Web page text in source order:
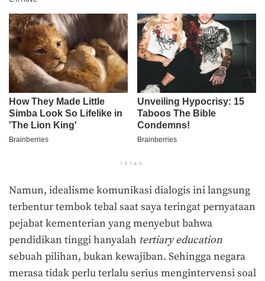
Iklan
Namun, idealisme komunikasi dialogis ini langsung
terbentur tembok tebal saat saya teringat pernyataan
pejabat kementerian yang menyebut bahwa
pendidikan tinggi hanyalah tertiary education
sebuah pilihan, bukan kewajiban. Sehingga negara
merasa tidak perlu terlalu serius mengintervensi soal